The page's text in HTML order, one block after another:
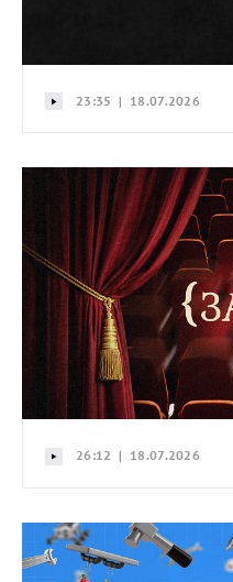
23:35 | 18.07.2026
26:12 | 18.07.2026